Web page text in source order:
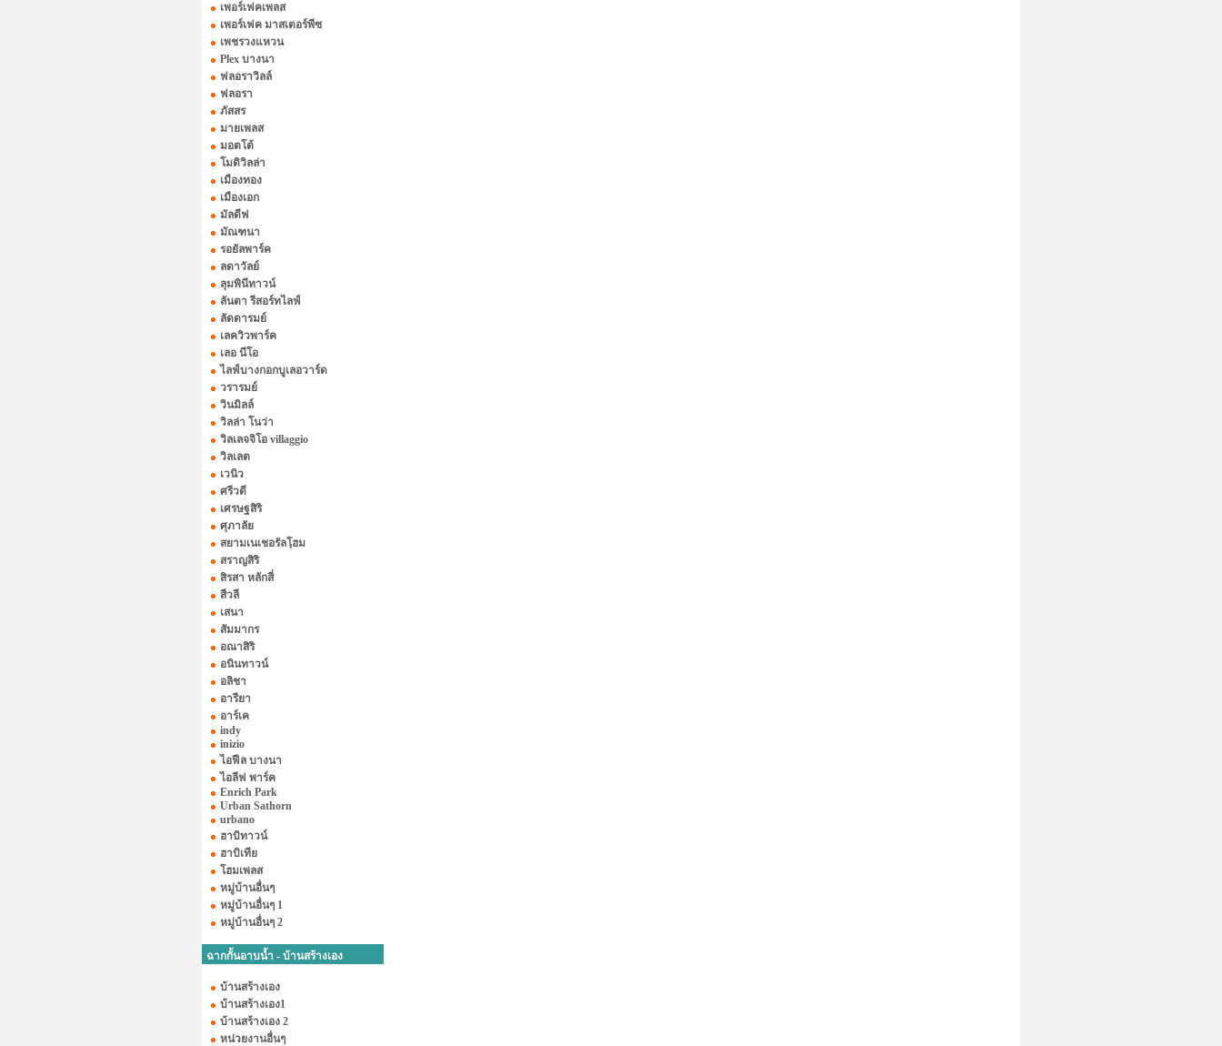
เพอร์เฟคเพลส
เพอร์เฟค มาสเตอร์พีซ
เพชรวงแหวน
Plex บางนา
ฟลอราวิลล์
ฟลอรา
ภัสสร
มายเพลส
มอตโต้
โมดิวิลล่า
เมืองทอง
เมืองเอก
มัลดีฟ
มัณฑนา
รอยัลพาร์ค
ลดาวัลย์
ลุมพินีทาวน์
ลันตา รีสอร์ทไลฟ์
ลัดดารมย์
เลควิวพาร์ค
เลอ นีโอ
ไลฟ์บางกอกบูเลอวาร์ด
วรารมย์
วินมิลล์
วิลล่า โนว่า
วิลเลจจิโอ villaggio
วิลเลต
เวนิว
ศรีวดี
เศรษฐสิริ
ศุภาลัย
สยามเนเชอรัลโฺฮม
สราญสิริ
สิรสา หลักสี่
สีวลี
เสนา
สัมมากร
อณาสิริ
อนินทาวน์
อลิชา
อารียา
อาร์เค
indy
inizio
ไอฟีล บางนา
ไอลีฟ พาร์ค
Enrich Park
Urban Sathorn
urbano
ฮาบิทาวน์
ฮาบิเทีย
โฮมเพลส
หมู่บ้านอื่นๆ
หมู่บ้านอื่นๆ 1
หมู่บ้านอื่นๆ 2
ฉากกั้นอาบน้ำ - บ้านสร้างเอง
บ้านสร้างเอง
บ้านสร้างเอง1
บ้านสร้างเอง 2
หน่วยงานอื่นๆ